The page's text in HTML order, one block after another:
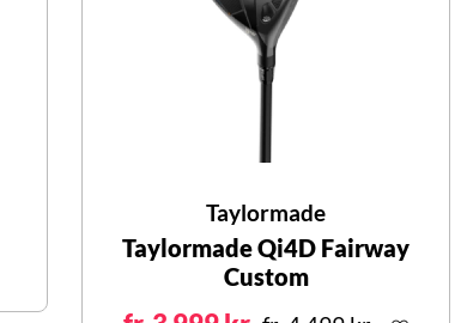
Taylormade
Taylormade Qi4D Fairway
Custom